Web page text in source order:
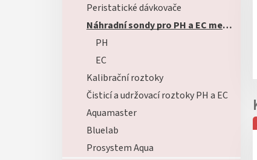
Peristatické dávkovače
Náhradní sondy pro PH a EC metry
PH
EC
Kalibrační roztoky
Čisticí a udržovací roztoky PH a EC
Aquamaster
Bluelab
Prosystem Aqua